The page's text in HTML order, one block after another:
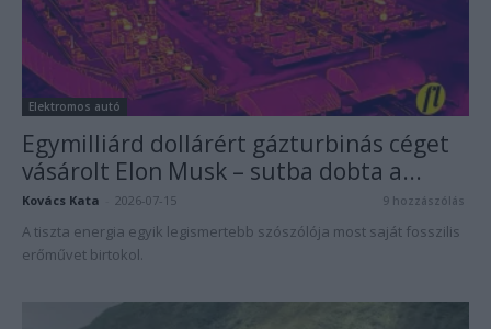
Elektromos autó
Egymilliárd dollárért gázturbinás céget
vásárolt Elon Musk – sutba dobta a...
Kovács Kata 2026-07-15 9 hozzászólás
A tiszta energia egyik legismertebb szószólója most saját fosszilis
erőművet birtokol.